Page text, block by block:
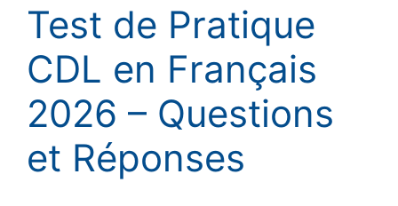
Test de Pratique
CDL en Français
2026 – Questions
et Réponses